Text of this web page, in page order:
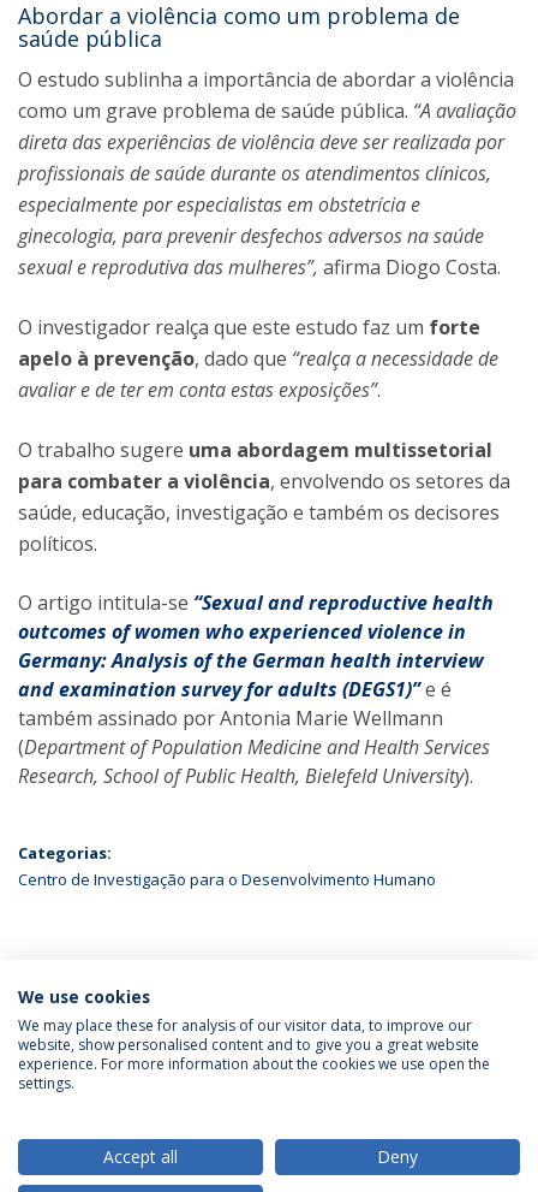
Abordar a violência como um problema de
saúde pública
O estudo sublinha a importância de abordar a violência
como um grave problema de saúde pública. “A avaliação
direta das experiências de violência deve ser realizada por
profissionais de saúde durante os atendimentos clínicos,
especialmente por especialistas em obstetrícia e
ginecologia, para prevenir desfechos adversos na saúde
sexual e reprodutiva das mulheres”, afirma Diogo Costa.
O investigador realça que este estudo faz um forte
apelo à prevenção, dado que “realça a necessidade de
avaliar e de ter em conta estas exposições”.
O trabalho sugere uma abordagem multissetorial
para combater a violência, envolvendo os setores da
saúde, educação, investigação e também os decisores
políticos.
O artigo intitula-se “Sexual and reproductive health
outcomes of women who experienced violence in
Germany: Analysis of the German health interview
and examination survey for adults (DEGS1)”e é
também assinado por Antonia Marie Wellmann
(Department of Population Medicine and Health Services
Research, School of Public Health, Bielefeld University).
Categorias:
Centro de Investigação para o Desenvolvimento Humano
ÚLTIMAS NOTÍCIAS
Política de Privacidade
Termos & Condições
We use cookies
We may place these for analysis of our visitor data, to improve our
website, show personalised content and to give you a great website
experience. For more information about the cookies we use open the
settings.
Accept all
Deny